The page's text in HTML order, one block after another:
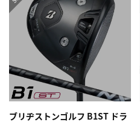
ブリヂストンゴルフ B1ST ドラ